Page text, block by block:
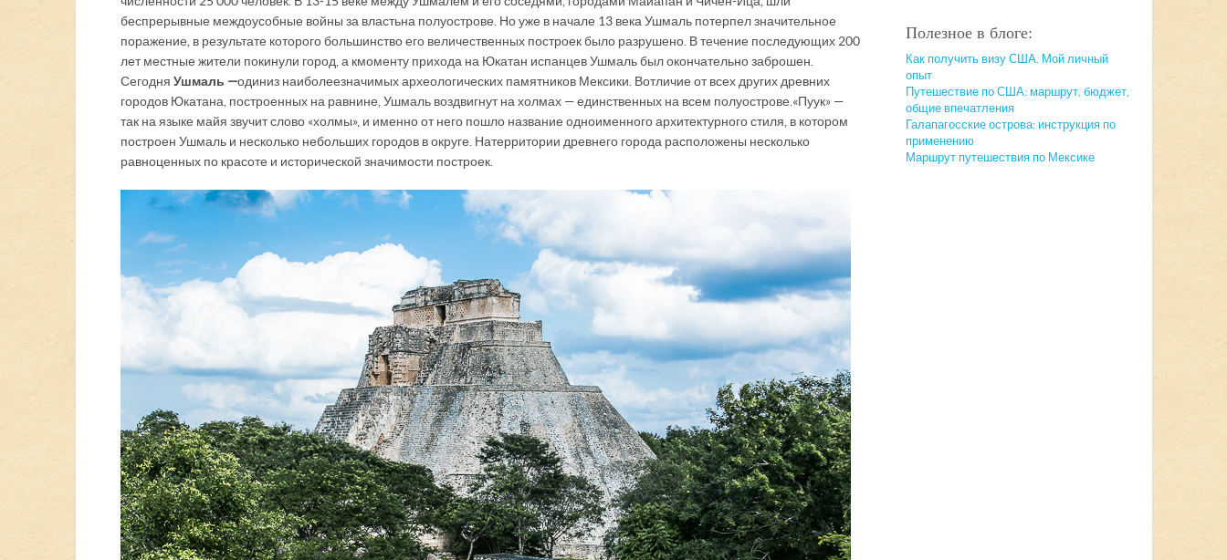
беспрерывные междоусобные войны за власть на полуострове. Но уже в начале 13 века Ушмаль потерпел значительное
поражение, в результате которого большинство его величественных построек было разрушено. В течение последующих 200
лет местные жители покинули город, а к моменту прихода на Юкатан испанцев Ушмаль был окончательно заброшен.
Сегодня Ушмаль —один из наиболее значимых археологических памятников Мексики. В отличие от всех других древних
городов Юкатана, построенных на равнине, Ушмаль воздвигнут на холмах — единственных на всем полуострове. «Пуук» —
так на языке майя звучит слово «холмы», и именно от него пошло название одноименного архитектурного стиля, в котором
построен Ушмаль и несколько небольших городов в округе. На территории древнего города расположены несколько
равноценных по красоте и исторической значимости построек.
Полезное в блоге:
Как получить визу США. Мой личный
опыт
Путешествие по США: маршрут, бюджет,
общие впечатления
Галапагосские острова: инструкция по
применению
Маршрут путешествия по Мексике